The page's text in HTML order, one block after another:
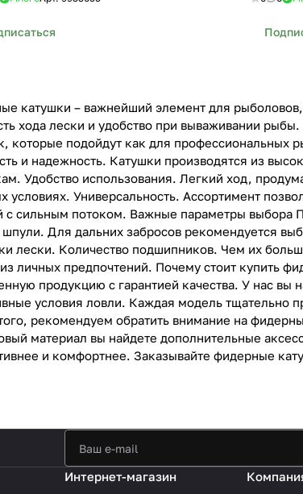
катушки – важнейший элемент для
хода лески и удобство при вываживании
которые подойдут как для профессиональных
и надежность. Катушки производятся из
Удобство использования. Легкий ход,
условиях. Универсальность. Ассортимент
с сильным потоком. Важные параметры выбора
Для дальних забросов рекомендуется
лески. Количество подшипников. Чем их
личных предпочтений. Почему стоит купить
продукцию с гарантией качества. У нас
условия ловли. Каждая модель тщательно
рекомендуем обратить внимание на
материал вы найдете дополнительные
и комфортнее. Заказывайте фидерные
Интернет-магазин